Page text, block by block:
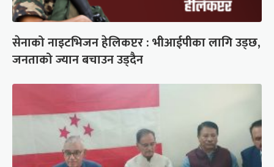
सेनाको नाइटभिजन हेलिकप्टर : भीआईपीका लागि उड्छ,
जनताको ज्यान बचाउन उड्दैन